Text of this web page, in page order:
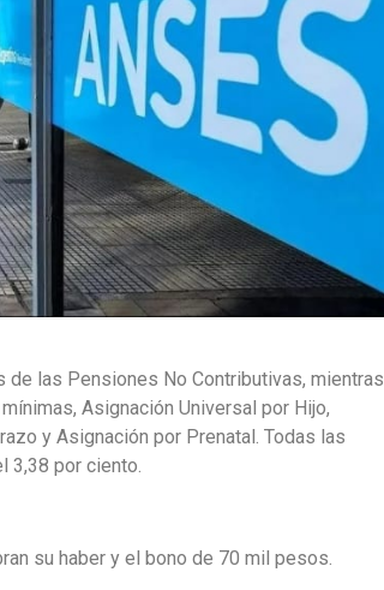
de las Pensiones No Contributivas, mientras
Asignación Universal por Hijo,
y Asignación por Prenatal. Todas las
3,38 por ciento.
su haber y el bono de 70 mil pesos.